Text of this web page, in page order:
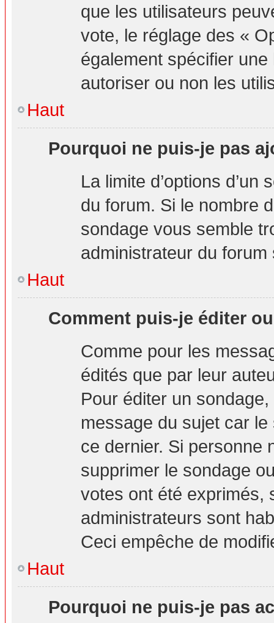
que les utilisateurs
vote, le réglage des «
également spécifier
autoriser ou non les
Haut
Pourquoi ne puis-je pas
La limite d’options d’un
du forum. Si le nombre
sondage vous semble
administrateur du forum
Haut
Comment puis-je éditer
Comme pour les
édités que par leur
Pour éditer un
message du sujet car
ce dernier. Si personne
supprimer le sondage
votes ont été exprimés,
administrateurs sont
Ceci empêche de
Haut
Pourquoi ne puis-je pas